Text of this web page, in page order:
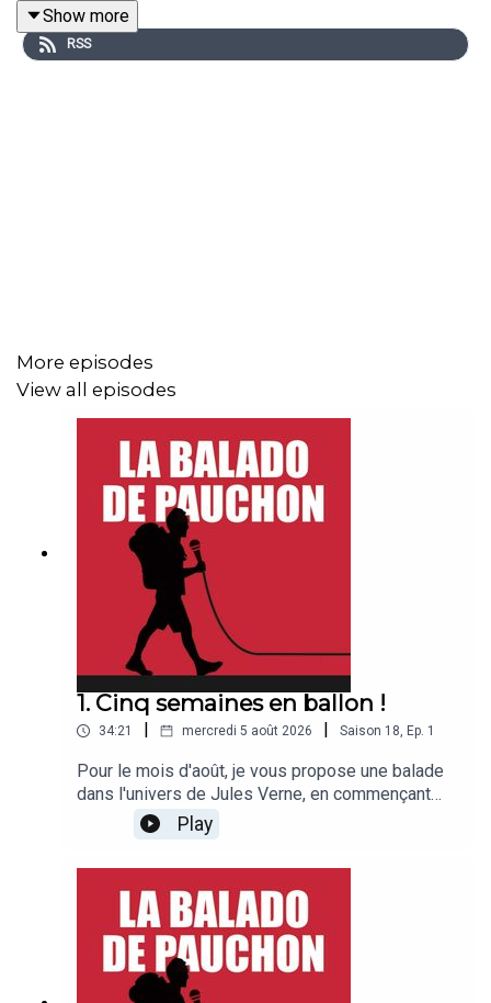
Show more
RSS
More episodes
View all episodes
1. Cinq semaines en ballon !
34:21 | mercredi 5 août 2026 | Saison 18, Ep. 1
Pour le mois d'août, je vous propose une balade
dans l'univers de Jules Verne, en commençant
par 5 semaines en ballon, en compagnie de
Bertrand Piccard, psychiatre explorateur, qui a
réalisé le tour du monde en ballon en 1999. Bonne
balado !
Play